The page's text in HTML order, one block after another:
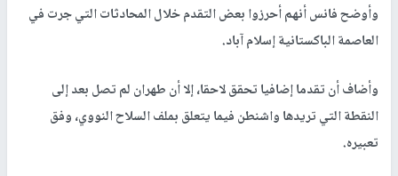
وأوضح فانس أنهم أحرزوا بعض التقدم خلال المحادثات التي جرت في
العاصمة الباكستانية إسلام آباد.
وأضاف أن تقدما إضافيا تحقق لاحقا، إلا أن طهران لم تصل بعد إلى
النقطة التي تريدها واشنطن فيما يتعلق بملف السلاح النووي، وفق
تعبيره.